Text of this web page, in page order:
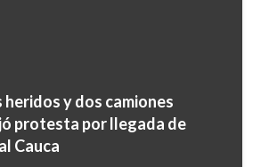
heridos y dos camiones
protesta por llegada de
Cauca